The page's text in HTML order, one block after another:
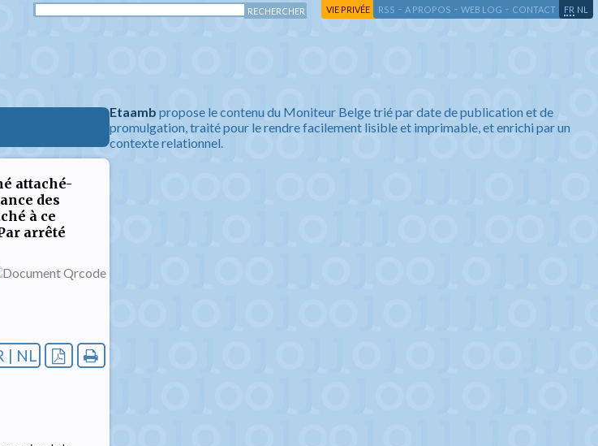
VIE PRIVÉE RSS - A PROPOS - WEB LOG - CONTACT FR NL
attaché-
des
à ce
arrêté
| NL
Etaamb propose le contenu du Moniteur Belge trié par date de publication et de
promulgation, traité pour le rendre facilement lisible et imprimable, et enrichi par un
contexte relationnel.